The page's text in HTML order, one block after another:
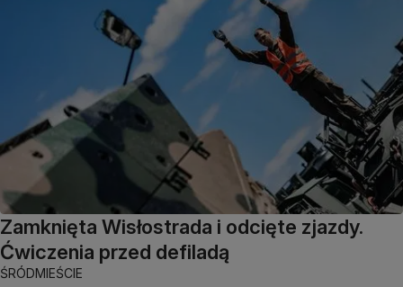
Zamknięta Wisłostrada i odcięte zjazdy.
Ćwiczenia przed defiladą
ŚRÓDMIEŚCIE